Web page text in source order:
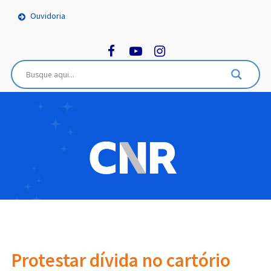
Ouvidoria
Protestar dívida no cartório